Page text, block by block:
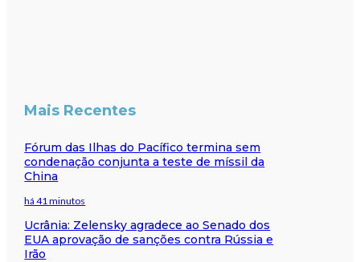
Mais Recentes
Fórum das Ilhas do Pacífico termina sem
condenação conjunta a teste de míssil da
China
há 41 minutos
Ucrânia: Zelensky agradece ao Senado dos
EUA aprovação de sanções contra Rússia e
Irão